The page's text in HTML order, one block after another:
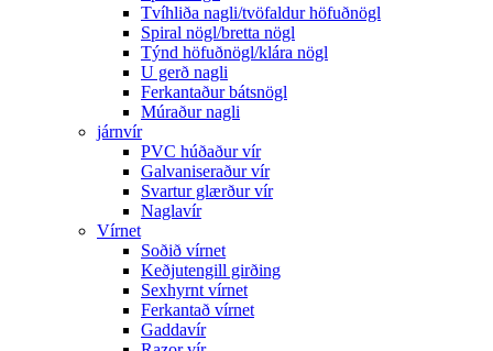
Tvíhliða nagli/tvöfaldur höfuðnögl
Spiral nögl/bretta nögl
Týnd höfuðnögl/klára nögl
U gerð nagli
Ferkantaður bátsnögl
Múraður nagli
járnvír
PVC húðaður vír
Galvaniseraður vír
Svartur glærður vír
Naglavír
Vírnet
Soðið vírnet
Keðjutengill girðing
Sexhyrnt vírnet
Ferkantað vírnet
Gaddavír